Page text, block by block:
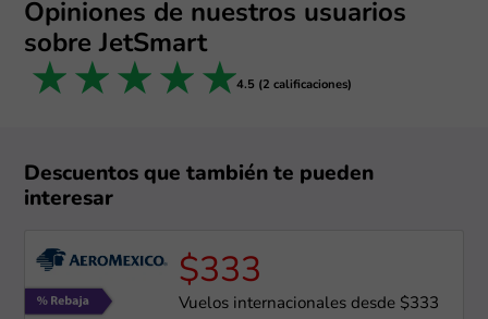
Opiniones de nuestros usuarios
sobre JetSmart
5 stars
4 stars
3 stars
2 stars
1 star 4.5 (2 calificaciones)
Descuentos que también te pueden
interesar
$333
Vuelos internacionales desde $333